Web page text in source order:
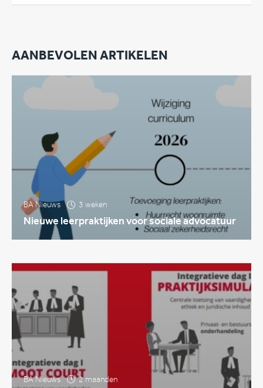
AANBEVOLEN ARTIKELEN
BA Nieuws 3 weken
Nieuwe leerpraktijken voor sociale advocatuur
BA Nieuws 2 maanden